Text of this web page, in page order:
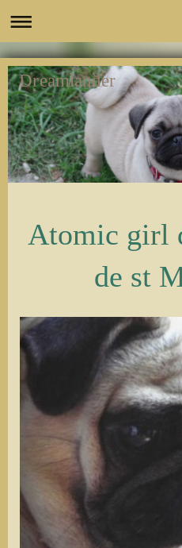
Dreamlander
Atomic girl
de st